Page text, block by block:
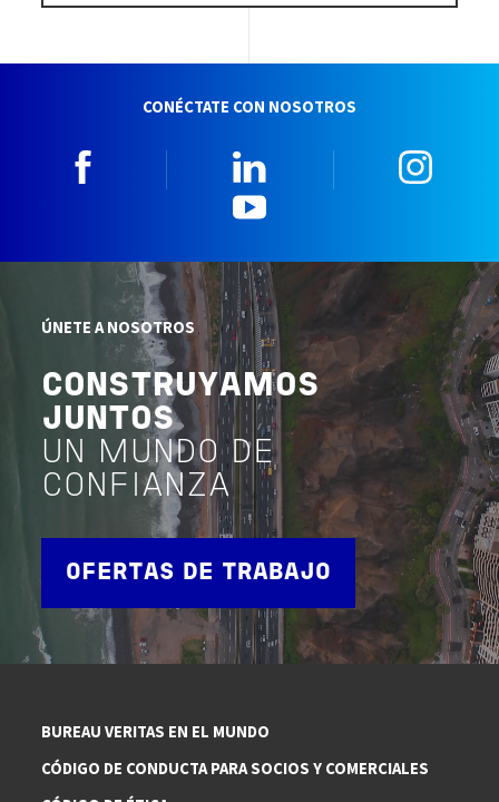
CONÉCTATE CON NOSOTROS
ÚNETE A NOSOTROS
CONSTRUYAMOS
JUNTOS
UN MUNDO DE
CONFIANZA
OFERTAS DE TRABAJO
BUREAU VERITAS EN EL MUNDO
CÓDIGO DE CONDUCTA PARA SOCIOS Y COMERCIALES